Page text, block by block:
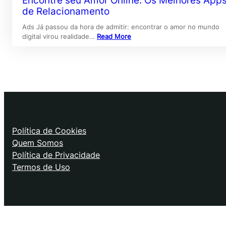
de Relacionamento
Ads Já passou da hora de admitir: encontrar o amor no mundo
digital virou realidade… Read More
Política de Cookies
Quem Somos
Política de Privacidade
Termos de Uso